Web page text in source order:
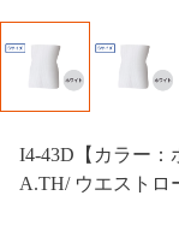
I4-43D【カラー：
A.TH/ ウエストロ